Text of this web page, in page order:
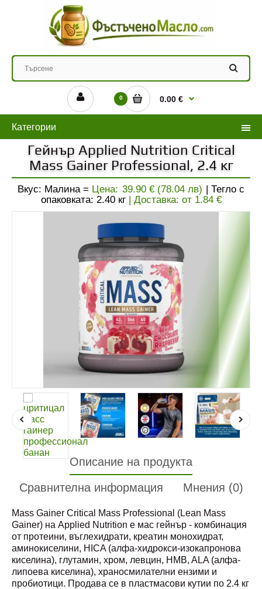
0 0.00 €
Категории
Гейнър Applied Nutrition Critical
Mass Gainer Professional, 2.4 кг
Вкус: Малина = Цена: 39.90 € (78.04 лв) | Тегло с
опаковката: 2.40кг | Доставка: от 1.84€
Описание на продукта
Сравнителна информация
Мнения (0)
Mass Gainer Critical Mass Professional (Lean Mass
Gainer) на Applied Nutrition е мас гейнър - комбинация
от протеини, въглехидрати, креатин монохидрат,
аминокиселини, HICA (алфа-хидрокси-изокапронова
киселина), глутамин, хром, левцин, HMB, ALA (алфа-
липоева киселина), храносмилателни ензими и
пробиотици. Продава се в пластмасови кутии по 2.4 кг